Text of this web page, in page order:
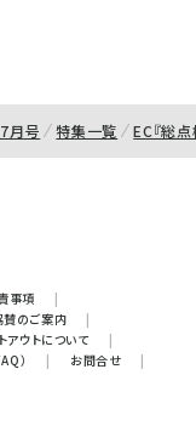
月号 特集一覧 EC『総点
事項
|
賛のご案内
|
アウトについて
|
） | お問合せ
|